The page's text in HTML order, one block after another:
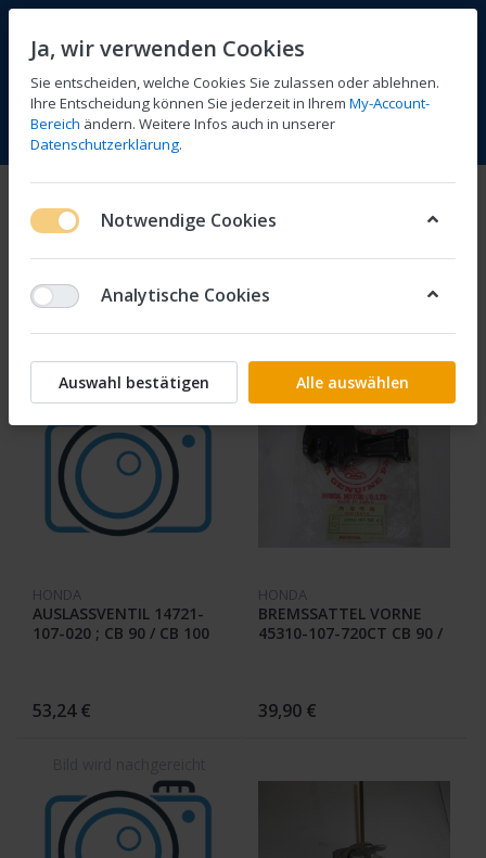
Menü Anmelden Vergleichen Wunschliste
CB 100
Filtern Sortieren
HONDA
AUSLASSVENTIL 14721-
107-020 ; CB 90 / CB 100
53,24 €
HONDA
BREMSSATTEL VORNE
45310-107-720CT CB 90 /
39,90 €
Ja, wir verwenden Cookies
Sie entscheiden, welche Cookies Sie zulassen oder ablehnen.
Ihre Entscheidung können Sie jederzeit in Ihrem My-Account-
Bereich ändern. Weitere Infos auch in unserer
Datenschutzerklärung.
Notwendige Cookies
Analytische Cookies
Auswahl bestätigen Alle auswählen